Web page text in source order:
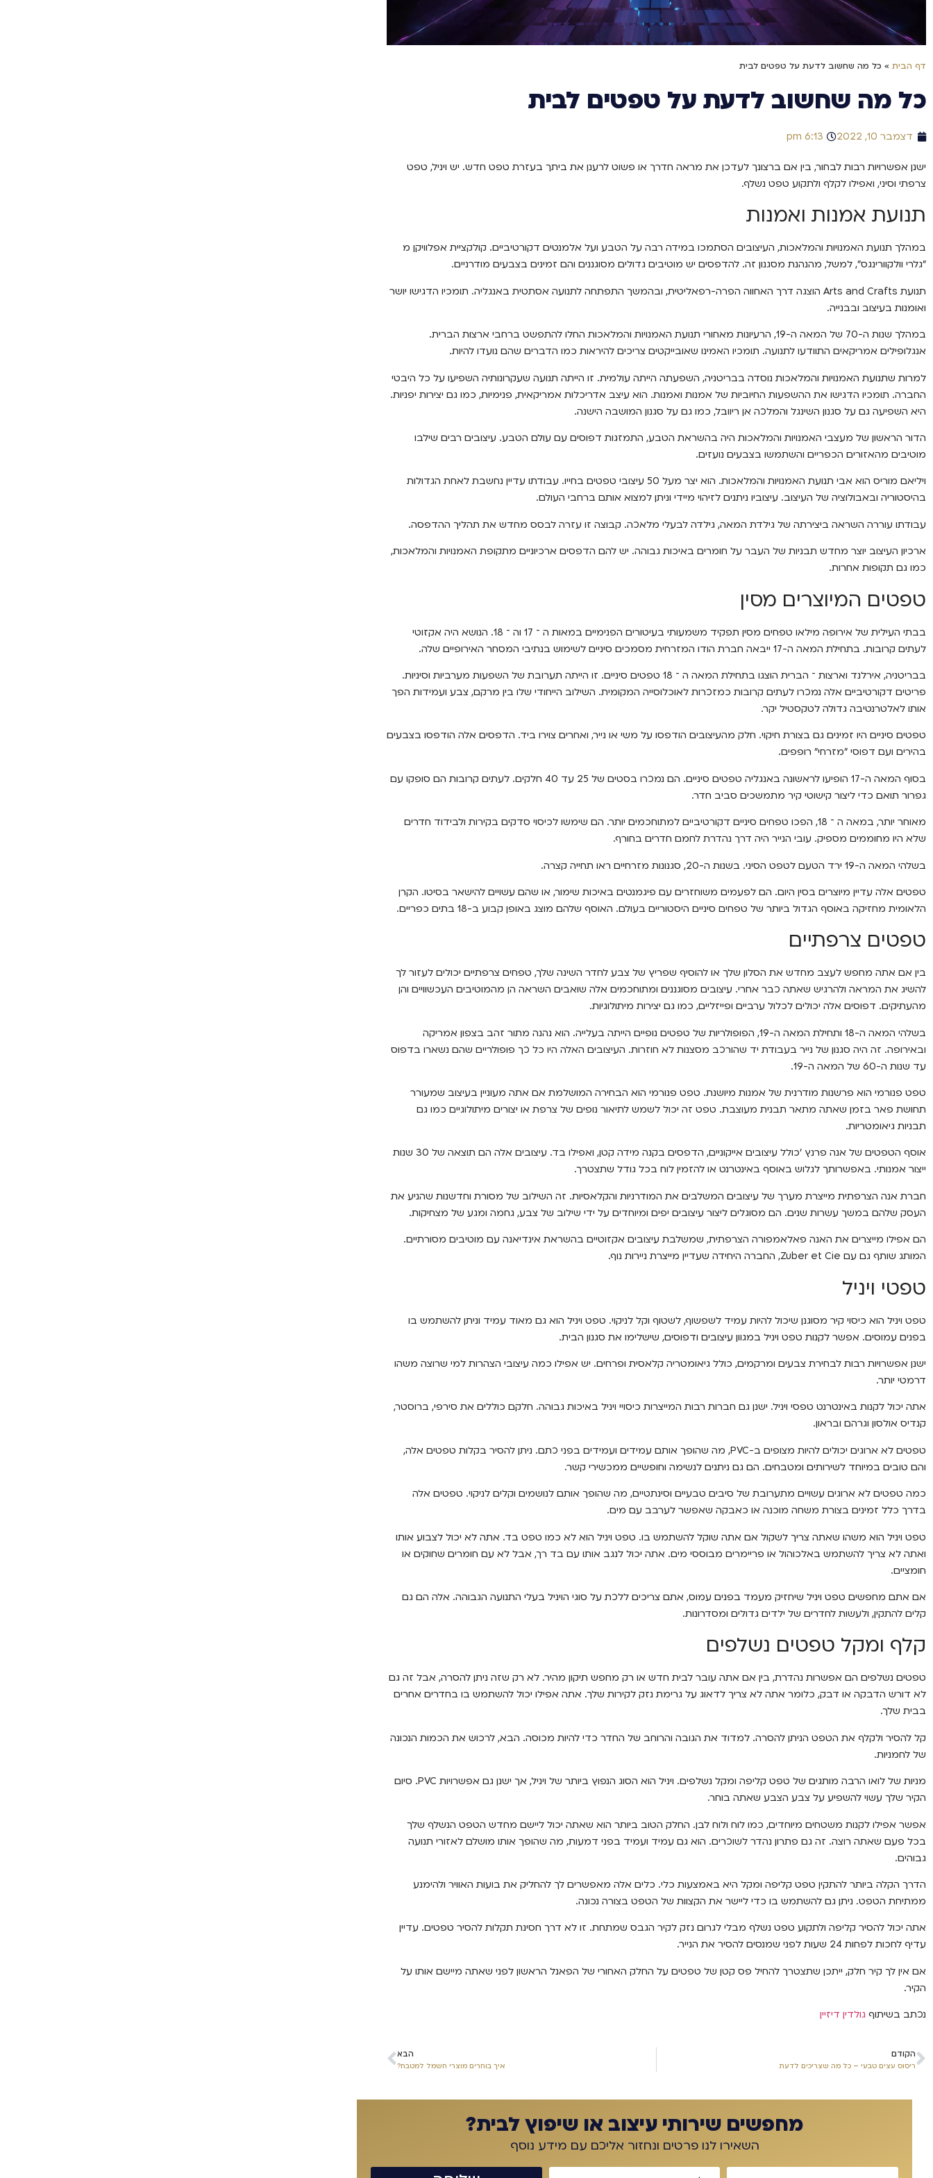
דף הבית » כל מה שחשוב לדעת על טפטים לבית
כל מה שחשוב לדעת על טפטים לבית
דצמבר 10, 2022 6:13 pm
ישנן אפשרויות רבות לבחור, בין אם ברצונך לעדכן את מראה חדרך או פשוט לרענן את ביתך בעזרת טפט חדש. יש ויניל, טפט
צרפתי וסיני, ואפילו לקלף ולתקוע טפט נשלף.
תנועת אמנות ואמנות
במהלך תנועת האמנויות והמלאכות, העיצובים הסתמכו במידה רבה על הטבע ועל אלמנטים דקורטיביים. קולקציית אפלוויקן מ
”גלרי וולקוורינגס”, למשל, מהנהנת מסגנון זה. להדפסים יש מוטיבים גדולים מסוגננים והם זמינים בצבעים מודרניים.
תנועת Arts and Crafts הוצגה דרך האחווה הפרה-רפאליטית, ובהמשך התפתחה לתנועה אסתטית באנגליה. תומכיו הדגישו יושר
ואומנות בעיצוב ובבנייה.
במהלך שנות ה-70 של המאה ה-19, הרעיונות מאחורי תנועת האמנויות והמלאכות החלו להתפשט ברחבי ארצות הברית.
אנגלופילים אמריקאים התוודעו לתנועה. תומכיו האמינו שאובייקטים צריכים להיראות כמו הדברים שהם נועדו להיות.
למרות שתנועת האמנויות והמלאכות נוסדה בבריטניה, השפעתה הייתה עולמית. זו הייתה תנועה שעקרונותיה השפיעו על כל היבטי
החברה. תומכיו הדגישו את ההשפעות החיוביות של אמנות ואמנות. הוא עיצב אדריכלות אמריקאית, פנימיות, כמו גם יצירות יפניות.
היא השפיעה גם על סגנון השינגל והמלכה אן ריוובל, כמו גם על סגנון המושבה הישנה.
הדור הראשון של מעצבי האמנויות והמלאכות היה בהשראת הטבע, התמזגות דפוסים עם עולם הטבע. עיצובים רבים שילבו
מוטיבים מהאזורים הכפריים והשתמשו בצבעים נועזים.
ויליאם מוריס הוא אבי תנועת האמנויות והמלאכות. הוא יצר מעל 50 עיצובי טפטים בחייו. עבודתו עדיין נחשבת לאחת הגדולות
בהיסטוריה ובאבולוציה של העיצוב. עיצוביו ניתנים לזיהוי מיידי וניתן למצוא אותם ברחבי העולם.
עבודתו עוררה השראה ביצירתה של גילדת המאה, גילדה לבעלי מלאכה. קבוצה זו עזרה לבסס מחדש את תהליך ההדפסה.
ארכיון העיצוב יוצר מחדש תבניות של העבר על חומרים באיכות גבוהה. יש להם הדפסים ארכיוניים מתקופת האמנויות והמלאכות,
כמו גם תקופות אחרות.
טפטים המיוצרים מסין
בבתי העילית של אירופה מילאו טפחים מסין תפקיד משמעותי בעיטורים הפנימיים במאות ה ־ 17 וה ־ 18. הנושא היה אקזוטי
לעתים קרובות. בתחילת המאה ה-17 ייבאה חברת הודו המזרחית מסמכים סיניים לשימוש בנתיבי המסחר האירופיים שלה.
בבריטניה, אירלנד וארצות ־ הברית הוצגו בתחילת המאה ה ־ 18 טפטים סיניים. זו הייתה תערובת של השפעות מערביות וסיניות.
פריטים דקורטיביים אלה נמכרו לעתים קרובות כמזכרות לאוכלוסייה המקומית. השילוב הייחודי שלו בין מרקם, צבע ועמידות הפך
אותו לאלטרנטיבה גדולה לטקסטיל יקר.
טפטים סיניים היו זמינים גם בצורת חיקוי. חלק מהעיצובים הודפסו על משי או נייר, ואחרים צוירו ביד. הדפסים אלה הודפסו בצבעים
בהירים ועם דפוסי ”מזרחי” רופפים.
בסוף המאה ה-17 הופיעו לראשונה באנגליה טפטים סיניים. הם נמכרו בסטים של 25 עד 40 חלקים. לעתים קרובות הם סופקו עם
גפרור תואם כדי ליצור קישוטי קיר מתמשכים סביב חדר.
מאוחר יותר, במאה ה ־ 18, הפכו טפחים סיניים דקורטיביים למתוחכמים יותר. הם שימשו לכיסוי סדקים בקירות ולבידוד חדרים
שלא היו מחוממים מספיק. עובי הנייר היה דרך נהדרת לחמם חדרים בחורף.
בשלהי המאה ה-19 ירד הטעם לטפט הסיני. בשנות ה-20, סגנונות מזרחיים ראו תחייה קצרה.
טפטים אלה עדיין מיוצרים בסין היום. הם לפעמים משוחזרים עם פיגמנטים באיכות שימור, או שהם עשויים להישאר בסיטו. הקרן
הלאומית מחזיקה באוסף הגדול ביותר של טפחים סיניים היסטוריים בעולם. האוסף שלהם מוצג באופן קבוע ב-18 בתים כפריים.
טפטים צרפתיים
בין אם אתה מחפש לעצב מחדש את הסלון שלך או להוסיף שפריץ של צבע לחדר השינה שלך, טפחים צרפתיים יכולים לעזור לך
להשיג את המראה ולהרגיש שאתה כבר אחרי. עיצובים מסוגננים ומתוחכמים אלה שואבים השראה הן מהמוטיבים העכשוויים והן
מהעתיקים. דפוסים אלה יכולים לכלול ערביים ופייזליים, כמו גם יצירות מיתולוגיות.
בשלהי המאה ה-18 ותחילת המאה ה-19, הפופולריות של טפטים נופיים הייתה בעלייה. הוא נהנה מתור זהב בצפון אמריקה
ובאירופה. זה היה סגנון של נייר בעבודת יד שהורכב מסצנות לא חוזרות. העיצובים האלה היו כל כך פופולריים שהם נשארו בדפוס
עד שנות ה-60 של המאה ה-19.
טפט פנורמי הוא פרשנות מודרנית של אמנות מיושנת. טפט פנורמי הוא הבחירה המושלמת אם אתה מעוניין בעיצוב שמעורר
תחושת פאר בזמן שאתה מתאר תבנית מעוצבת. טפט זה יכול לשמש לתיאור נופים של צרפת או יצורים מיתולוגיים כמו גם
תבניות גיאומטריות.
אוסף הטפטים של אנה פרנץ 'כולל עיצובים אייקוניים, הדפסים בקנה מידה קטן, ואפילו בד. עיצובים אלה הם תוצאה של 30 שנות
ייצור אמנותי. באפשרותך לגלוש באוסף באינטרנט או להזמין לוח בכל גודל שתצטרך.
חברת אנה הצרפתית מייצרת מערך של עיצובים המשלבים את המודרניות והקלאסיות. זה השילוב של מסורת וחדשנות שהניע את
העסק שלהם במשך עשרות שנים. הם מסוגלים ליצור עיצובים יפים ומיוחדים על ידי שילוב של צבע, גחמה ומגע של מצחיקות.
הם אפילו מייצרים את האנה פאלאמפורה הצרפתית, שמשלבת עיצובים אקזוטיים בהשראת אינדיאנה עם מוטיבים מסורתיים.
המותג שותף גם עם Zuber et Cie, החברה היחידה שעדיין מייצרת ניירות נוף.
טפטי ויניל
טפט ויניל הוא כיסוי קיר מסוגנן שיכול להיות עמיד לשפשוף, לשטוף וקל לניקוי. טפט ויניל הוא גם מאוד עמיד וניתן להשתמש בו
בפנים עמוסים. אפשר לקנות טפט ויניל במגוון עיצובים ודפוסים, שישלימו את סגנון הבית.
ישנן אפשרויות רבות לבחירת צבעים ומרקמים, כולל גיאומטריה קלאסית ופרחים. יש אפילו כמה עיצובי הצהרות למי שרוצה משהו
דרמטי יותר.
אתה יכול לקנות באינטרנט טפסי ויניל. ישנן גם חברות רבות המייצרות כיסויי ויניל באיכות גבוהה. חלקם כוללים את סירפי, ברוסטר,
קנדיס אולסון וגרהם ובראון.
טפטים לא ארוגים יכולים להיות מצופים ב-PVC, מה שהופך אותם עמידים ועמידים בפני כתם. ניתן להסיר בקלות טפטים אלה,
והם טובים במיוחד לשירותים ומטבחים. הם גם ניתנים לנשימה וחופשיים ממכשירי קשר.
כמה טפטים לא ארוגים עשויים מתערובת של סיבים טבעיים וסינתטיים, מה שהופך אותם לנושמים וקלים לניקוי. טפטים אלה
בדרך כלל זמינים בצורת משחה מוכנה או כאבקה שאפשר לערבב עם מים.
טפט ויניל הוא משהו שאתה צריך לשקול אם אתה שוקל להשתמש בו. טפט ויניל הוא לא כמו טפט בד. אתה לא יכול לצבוע אותו
ואתה לא צריך להשתמש באלכוהול או פריימרים מבוססי מים. אתה יכול לנגב אותו עם בד רך, אבל לא עם חומרים שחוקים או
חומציים.
אם אתם מחפשים טפט ויניל שיחזיק מעמד בפנים עמוס, אתם צריכים ללכת על סוגי הויניל בעלי התנועה הגבוהה. אלה הם גם
קלים להתקין, ולעשות לחדרים של ילדים גדולים ומסדרונות.
קלף ומקל טפטים נשלפים
טפטים נשלפים הם אפשרות נהדרת, בין אם אתה עובר לבית חדש או רק מחפש תיקון מהיר. לא רק שזה ניתן להסרה, אבל זה גם
לא דורש הדבקה או דבק, כלומר אתה לא צריך לדאוג על גרימת נזק לקירות שלך. אתה אפילו יכול להשתמש בו בחדרים אחרים
בבית שלך.
קל להסיר ולקלף את הטפט הניתן להסרה. למדוד את הגובה והרוחב של החדר כדי להיות מכוסה. הבא, לרכוש את הכמות הנכונה
של לחמניות.
מניות של לואו הרבה מותגים של טפט קליפה ומקל נשלפים. ויניל הוא הסוג הנפוץ ביותר של ויניל, אך ישנן גם אפשרויות PVC. סיום
הקיר שלך עשוי להשפיע על צבע הצבע שאתה בוחר.
אפשר אפילו לקנות משטחים מיוחדים, כמו לוח ולוח לבן. החלק הטוב ביותר הוא שאתה יכול ליישם מחדש הטפט הנשלף שלך
בכל פעם שאתה רוצה. זה גם פתרון נהדר לשוכרים. הוא גם עמיד ועמיד בפני דמעות, מה שהופך אותו מושלם לאזורי תנועה
גבוהים.
הדרך הקלה ביותר להתקין טפט קליפה ומקל היא באמצעות כלי. כלים אלה מאפשרים לך להחליק את בועות האוויר ולהימנע
ממתיחת הטפט. ניתן גם להשתמש בו כדי ליישר את הקצוות של הטפט בצורה נכונה.
אתה יכול להסיר קליפה ולתקוע טפט נשלף מבלי לגרום נזק לקיר הגבס שמתחת. זו לא דרך חסינת תקלות להסיר טפטים. עדיין
עדיף לחכות לפחות 24 שעות לפני שמנסים להסיר את הנייר.
אם אין לך קיר חלק, ייתכן שתצטרך להחיל פס קטן של טפטים על החלק האחורי של הפאנל הראשון לפני שאתה מיישם אותו על
הקיר.
נכתב בשיתוף גולדין דיזיין
הקודם
ריסוס עצים טבעי – כל מה שצריכים לדעת
הבא
איך בוחרים מוצרי חשמל למטבח?
מחפשים שירותי עיצוב או שיפוץ לבית?
השאירו לנו פרטים ונחזור אליכם עם מידע נוסף